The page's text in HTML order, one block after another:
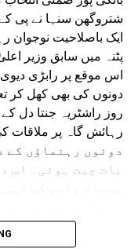
شتروگھن سنہا نے پی
ایک باصلاحیت نوجوان
پٹنہ میں سابق وزیر
اس موقع پر رابڑی دیوی
دونوں کی بھی کھل کر
روز راشٹریہ جنتا دل
رہائش گاہ پر ملاقات
دونوں رہنماؤں کے
بات چیت ہوئی۔ اس
قائدِ حزبِ اختلاف
نہیں تھے۔ملاقات